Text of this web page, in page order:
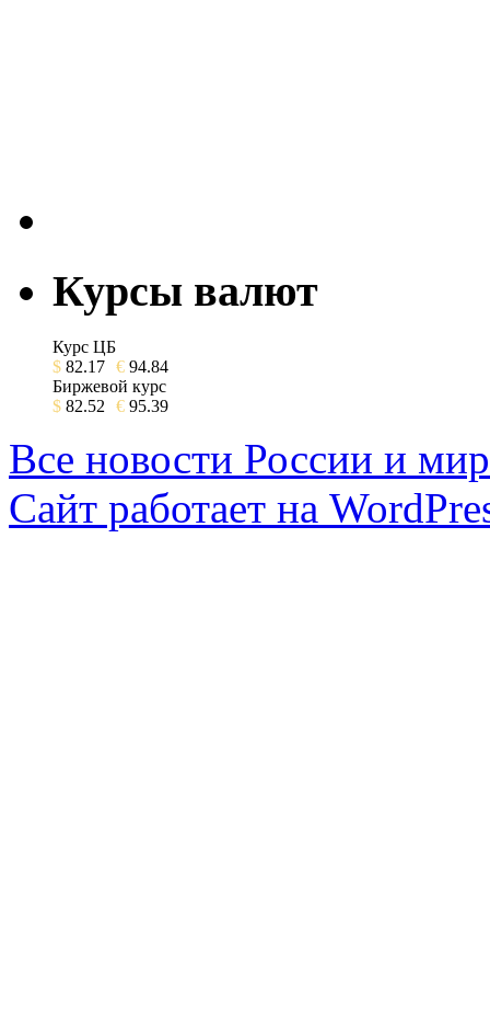
Курсы валют
Курс ЦБ
$ 82.17 € 94.84
Биржевой курс
$ 82.52 € 95.39
Все новости России и
Сайт работает на